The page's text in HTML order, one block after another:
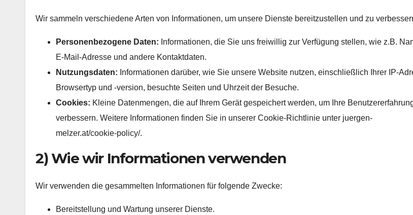
Wir sammeln verschiedene Arten von Informationen, um unsere Dienste bereitzustellen und zu
Personenbezogene Daten: Informationen, die Sie uns freiwillig zur Verfügung stellen, wie z.B.
E-Mail-Adresse und andere Kontaktdaten.
Nutzungsdaten: Informationen darüber, wie Sie unsere Website nutzen, einschließlich Ihrer IP-
Browsertyp und -version, besuchte Seiten und Uhrzeit der Besuche.
Cookies: Kleine Datenmengen, die auf Ihrem Gerät gespeichert werden, um Ihre
verbessern. Weitere Informationen finden Sie in unserer Cookie-Richtlinie unter juergen-
melzer.at/cookie-policy/.
2) Wie wir Informationen verwenden
Wir verwenden die gesammelten Informationen für folgende Zwecke:
Bereitstellung und Wartung unserer Dienste.